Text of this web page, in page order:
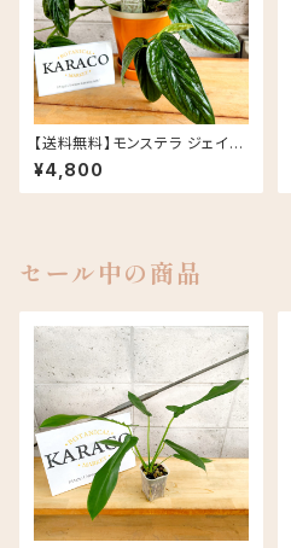
【送料無料】モンステラ ジェイド
シャトルコック 5号 グロッシーポ
ット アプリコット 皿セット セラミ
ック鉢
¥4,800
セール中の商品